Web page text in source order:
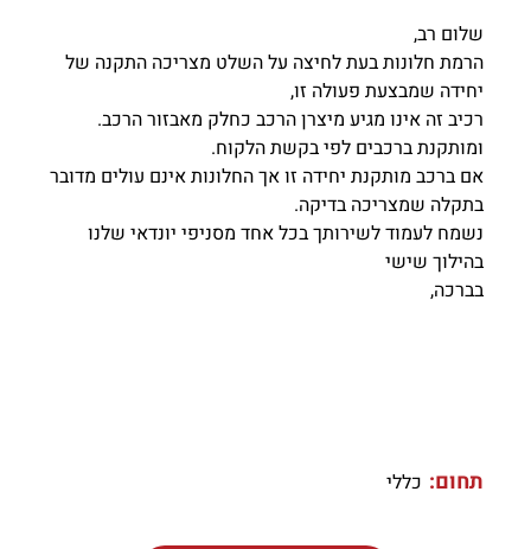
שלום רב,
הרמת חלונות בעת לחיצה על השלט מצריכה התקנה של
יחידה שמבצעת פעולה זו,
רכיב זה אינו מגיע מיצרן הרכב כחלק מאבזור הרכב.
ומותקנת ברכבים לפי בקשת הלקוח.
אם ברכב מותקנת יחידה זו אך החלונות אינם עולים מדובר
בתקלה שמצריכה בדיקה.
נשמח לעמוד לשירותך בכל אחד מסניפי יונדאי שלנו
בהילוך שישי
בברכה,
תחום: כללי